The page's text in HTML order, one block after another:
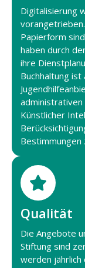
Digitalisierung
Papierform
haben durch
ihre
Buchhaltung
administrativen
Künstlicher
Bestimmungen
Qualität
Die Angebote
Stiftung sind
werden jährlich